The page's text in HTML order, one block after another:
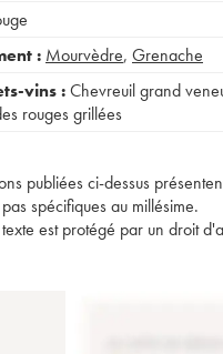
: Mourvèdre, Grenache
vins :Chevreuil grand
rouges grillées
publiées ci-dessus
spécifiques au millésime.
est protégé par un droit